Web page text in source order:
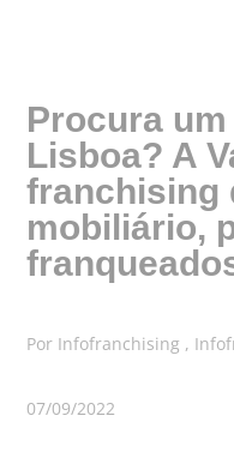
Procura
Lisboa? A
franchising
mobiliário,
Por Infofranchising ,
07/09/2022